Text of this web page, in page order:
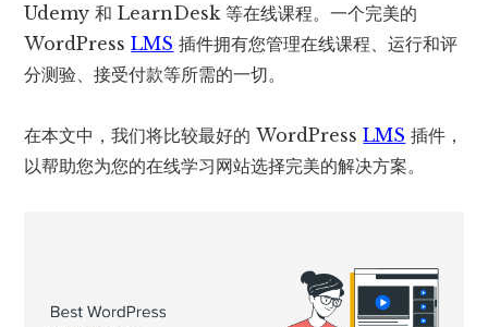
Udemy 和 LearnDesk 等在线课程。一个完美的
WordPressLMS 插件拥有您管理在线课程、运行和评
分测验、接受付款等所需的一切。
在本文中，我们将比较最好的 WordPressLMS 插件，
以帮助您为您的在线学习网站选择完美的解决方案。